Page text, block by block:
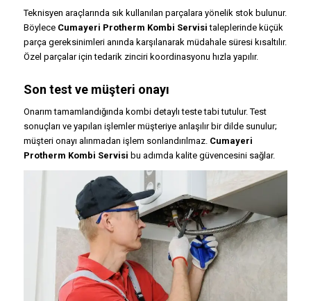
Teknisyen araçlarında sık kullanılan parçalara yönelik stok bulunur.
Böylece Cumayeri Protherm Kombi Servisi taleplerinde küçük
parça gereksinimleri anında karşılanarak müdahale süresi kısaltılır.
Özel parçalar için tedarik zinciri koordinasyonu hızla yapılır.
Son test ve müşteri onayı
Onarım tamamlandığında kombi detaylı teste tabi tutulur. Test
sonuçları ve yapılan işlemler müşteriye anlaşılır bir dilde sunulur;
müşteri onayı alınmadan işlem sonlandırılmaz. Cumayeri
Protherm Kombi Servisi bu adımda kalite güvencesini sağlar.